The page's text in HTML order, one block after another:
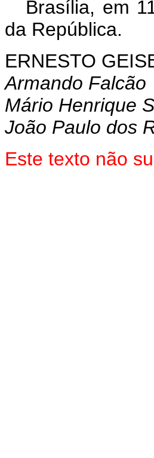
Brasília, em
da República.
ERNESTO
Armando Falcão
Mário Henrique
João Paulo dos
Este texto não